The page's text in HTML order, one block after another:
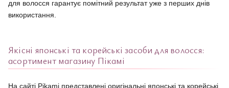
для волосся гарантує помітний результат уже з перших днів
використання.
Якісні японські та корейські засоби для волосся:
асортимент магазину Пікамі
На сайті Pikami представлені оригінальні японські та корейські